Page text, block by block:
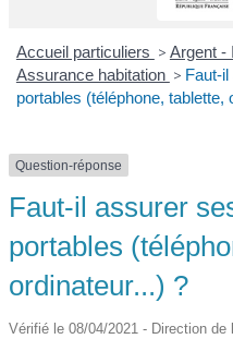
Accueil particuliers > Argent -
Assurance habitation > Faut-
portables (téléphone, tablette,
Question-réponse
Faut-il assurer
portables
ordinateur...) ?
Vérifié le 08/04/2021 - Direction de